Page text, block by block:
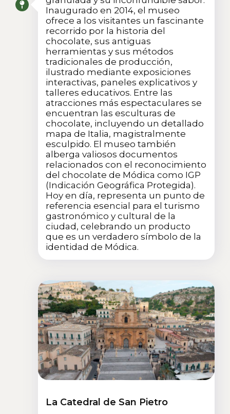
Inaugurado en 2014, el museo
ofrece a los visitantes un fascinante
recorrido por la historia del
chocolate, sus antiguas
herramientas y sus métodos
tradicionales de producción,
ilustrado mediante exposiciones
interactivas, paneles explicativos y
talleres educativos. Entre las
atracciones más espectaculares se
encuentran las esculturas de
chocolate, incluyendo un detallado
mapa de Italia, magistralmente
esculpido. El museo también
alberga valiosos documentos
relacionados con el reconocimiento
del chocolate de Módica como IGP
(Indicación Geográfica Protegida).
Hoy en día, representa un punto de
referencia esencial para el turismo
gastronómico y cultural de la
ciudad, celebrando un producto
que es un verdadero símbolo de la
identidad de Módica.
La Catedral de San Pietro